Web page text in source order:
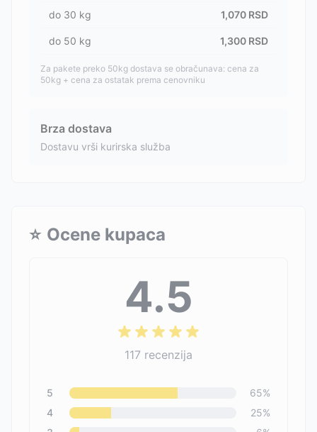
do 30 kg 1,070 RSD
do 50 kg 1,300 RSD
Za pakete preko 50kg dostava se obračunava: cena za
50kg + cena za ostatak prema cenovniku
Brza dostava
Dostavu vrši kurirska služba
⭐ Ocene kupaca
4.5
117 recenzija
5 65%
4
25%